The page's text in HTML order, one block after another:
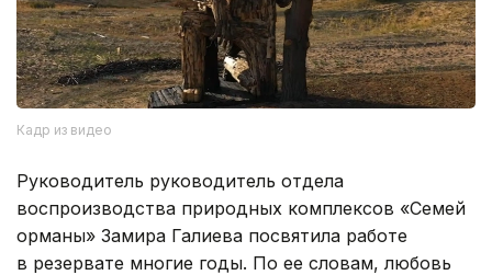
Кадр из видео
Руководитель руководитель отдела
воспроизводства природных комплексов «Семей
орманы» Замира Галиева посвятила работе
в резервате многие годы. По ее словам, любовь